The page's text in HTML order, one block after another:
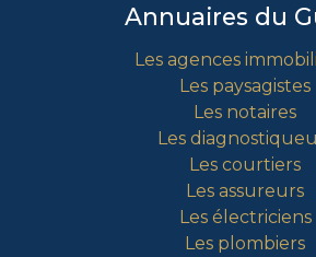
Annuaires du
Les agences
Les paysagistes
Les notaires
Les
Les courtiers
Les assureurs
Les électriciens
Les plombiers